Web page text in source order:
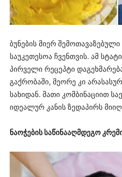
ბუნების მიერ
საუკეთესოა ჩვენთვის. ამ
პირველი რეცეპტი
გაქრობაში, მეორე კი
სახიდან. მათი კომბინაციით
იდეალურ კანის ზედაპირს
ნაოჭების საწინააღმდეგო